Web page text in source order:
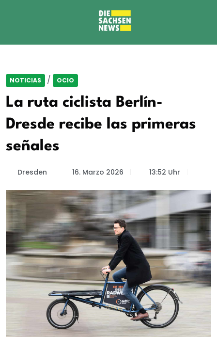
NOTICIAS / OCIO
La ruta ciclista Berlín-
Dresde recibe las primeras
señales
Dresden 16. Marzo 2026 13:52 Uhr